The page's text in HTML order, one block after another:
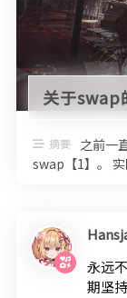
关于swap
摘要
之前一
swap【1】。
永远
期坚